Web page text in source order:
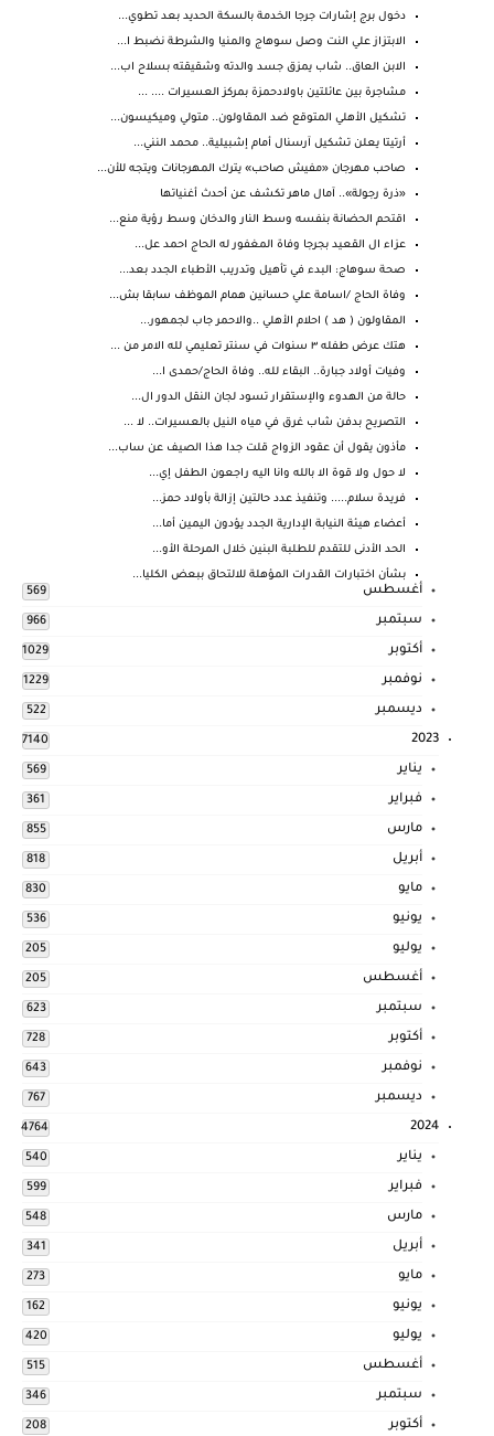
دخول برج إشارات جرجا الخدمة بالسكة الحديد بعد تطوي...
الابتزاز علي النت وصل سوهاج والمنيا والشرطة نضبط ا...
الابن العاق.. شاب يمزق جسد والدته وشقيقته بسلاح اب...
مشاجرة بين عائلتين باولادحمزة بمركز العسيرات .... ...
تشكيل الأهلي المتوقع ضد المقاولون.. متولي وميكيسون...
أرتيتا يعلن تشكيل آرسنال أمام إشبيلية.. محمد النني...
صاحب مهرجان «مفيش صاحب» يترك المهرجانات ويتجه للأن...
«ذرة رجولة».. آمال ماهر تكشف عن أحدث أغنياتها
اقتحم الحضانة بنفسه وسط النار والدخان وسط رؤية منع...
عزاء ال القعيد بجرجا وفاة المغفور له الحاج احمد عل...
صحة سوهاج: البدء في تأهيل وتدريب الأطباء الجدد بعد...
وفاة الحاج /اسامة علي حسانين همام الموظف سابقا بش...
المقاولون ( هد ) احلام الأهلي ..والاحمر جاب لجمهور...
هتك عرض طفله ٣ سنوات في سنتر تعليمي لله الامر من ...
وفيات أولاد جبارة.. البقاء لله.. وفاة الحاج/حمدى ا...
حالة من الهدوء والإستقرار تسود لجان النقل الدور ال...
التصريح بدفن شاب غرق في مياه النيل بالعسيرات.. لا ...
مأذون يقول أن عقود الزواج قلت جدا هذا الصيف عن ساب...
لا حول ولا قوة الا بالله وانا اليه راجعون الطفل إي...
فريدة سلام..... وتنفيذ عدد حالتين إزالة بأولاد حمز...
أعضاء هيئة النيابة الإدارية الجدد يؤدون اليمين أما...
الحد الأدنى للتقدم للطلبة البنين خلال المرحلة الأو...
بشأن اختبارات القدرات المؤهلة للالتحاق ببعض الكليا...
أغسطس 569
سبتمبر 966
أكتوبر 1029
نوفمبر 1229
ديسمبر 522
2023
7140
يناير 569
فبراير 361
مارس 855
أبريل 818
مايو 830
يونيو 536
يوليو 205
أغسطس 205
سبتمبر 623
أكتوبر 728
نوفمبر 643
ديسمبر 767
2024
4764
يناير 540
فبراير 599
مارس 548
أبريل 341
مايو 273
يونيو 162
يوليو 420
أغسطس 515
سبتمبر 346
أكتوبر 208